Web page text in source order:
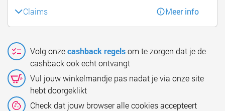
Claims Meer info
Volg onzecashback regelsom te zorgen dat je de
cashback ook echt ontvangt
Vul jouw winkelmandje pas nadat je via onze site
hebt doorgeklikt
Check dat jouw browser alle cookies accepteert